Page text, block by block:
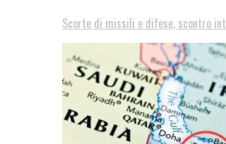
Scorte di missili e difese, scontro